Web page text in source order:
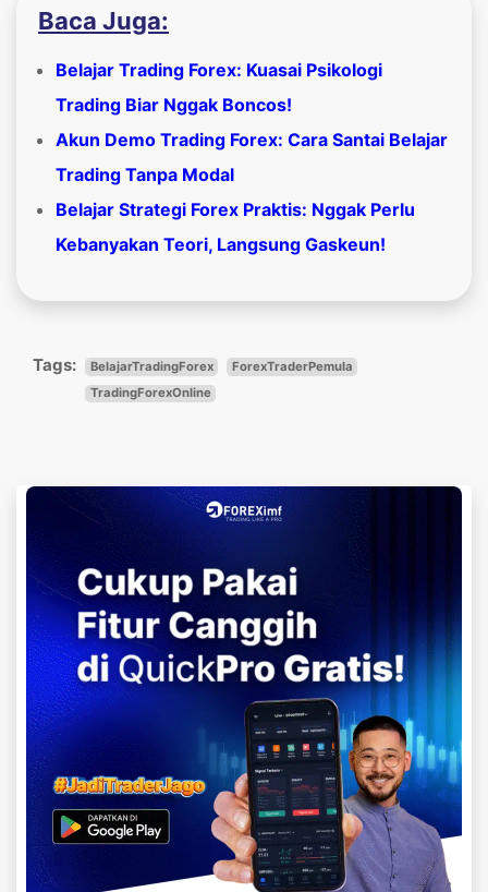
Baca Juga:
Belajar Trading Forex: Kuasai Psikologi
Trading Biar Nggak Boncos!
Akun Demo Trading Forex: Cara Santai Belajar
Trading Tanpa Modal
Belajar Strategi Forex Praktis: Nggak Perlu
Kebanyakan Teori, Langsung Gaskeun!
Tags: BelajarTradingForex
ForexTraderPemula
TradingForexOnline